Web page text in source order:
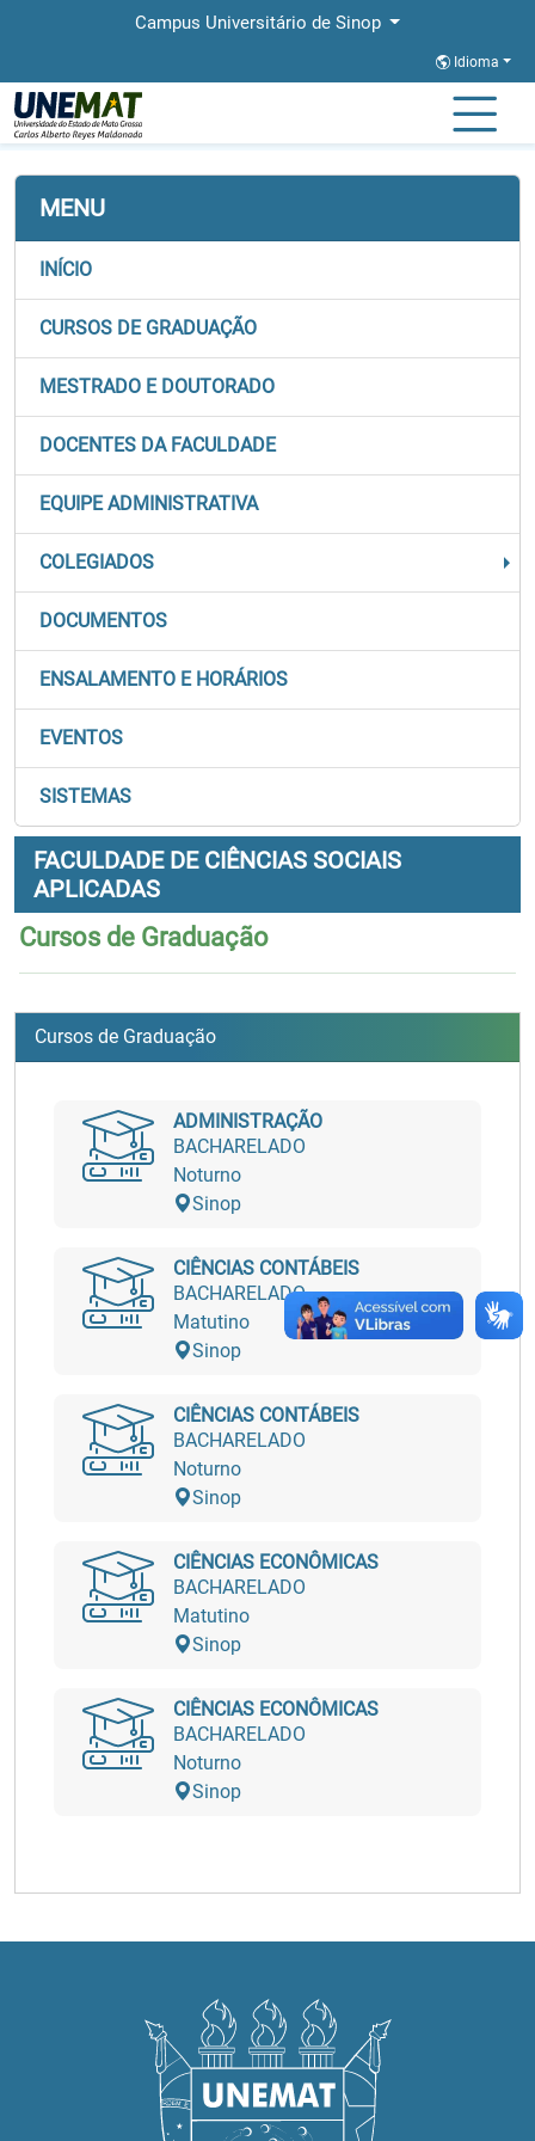
Campus Universitário de Sinop
Idioma
Página Inicial
MENU
INÍCIO
CURSOS DE GRADUAÇÃO
MESTRADO E DOUTORADO
DOCENTES DA FACULDADE
EQUIPE ADMINISTRATIVA
COLEGIADOS
DOCUMENTOS
ENSALAMENTO E HORÁRIOS
EVENTOS
SISTEMAS
FACULDADE DE CIÊNCIAS SOCIAIS
APLICADAS
Cursos de Graduação
Cursos de Graduação
ADMINISTRAÇÃO
BACHARELADO
Noturno
Sinop
CIÊNCIAS CONTÁBEIS
BACHARELADO
Matutino
Sinop
CIÊNCIAS CONTÁBEIS
BACHARELADO
Noturno
Sinop
CIÊNCIAS ECONÔMICAS
BACHARELADO
Matutino
Sinop
CIÊNCIAS ECONÔMICAS
BACHARELADO
Noturno
Sinop